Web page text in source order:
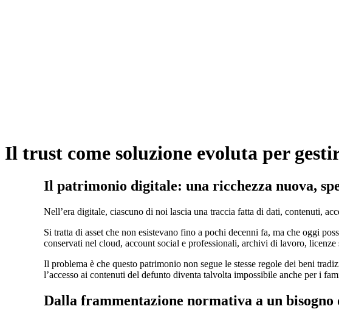
Il trust come soluzione evoluta per
Il patrimonio digitale: una ricchezza nuova,
Nell’era digitale, ciascuno di noi lascia una traccia fatta di dati, contenuti,
Si tratta di asset che non esistevano fino a pochi decenni fa, ma che oggi
conservati nel cloud, account social e professionali, archivi di lavoro,
Il problema è che questo patrimonio non segue le stesse regole dei beni
l’accesso ai contenuti del defunto diventa talvolta impossibile anche per i
Dalla frammentazione normativa a un bisogno